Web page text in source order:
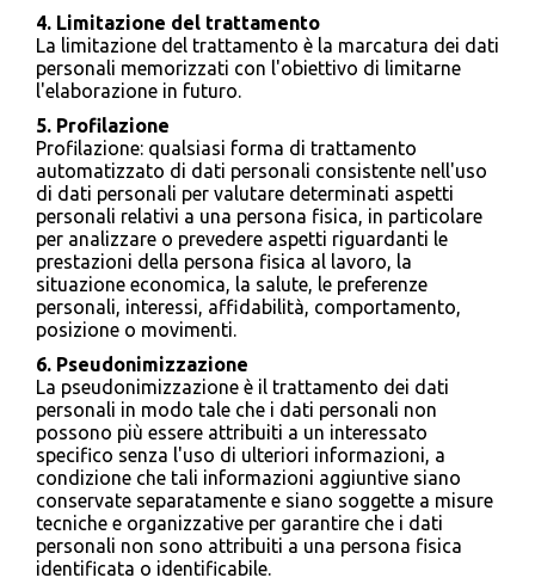
4. Limitazione del trattamento
La limitazione del trattamento è la marcatura dei dati
personali memorizzati con l'obiettivo di limitarne
l'elaborazione in futuro.
5. Profilazione
Profilazione: qualsiasi forma di trattamento
automatizzato di dati personali consistente nell'uso
di dati personali per valutare determinati aspetti
personali relativi a una persona fisica, in particolare
per analizzare o prevedere aspetti riguardanti le
prestazioni della persona fisica al lavoro, la
situazione economica, la salute, le preferenze
personali, interessi, affidabilità, comportamento,
posizione o movimenti.
6. Pseudonimizzazione
La pseudonimizzazione è il trattamento dei dati
personali in modo tale che i dati personali non
possono più essere attribuiti a un interessato
specifico senza l'uso di ulteriori informazioni, a
condizione che tali informazioni aggiuntive siano
conservate separatamente e siano soggette a misure
tecniche e organizzative per garantire che i dati
personali non sono attribuiti a una persona fisica
identificata o identificabile.